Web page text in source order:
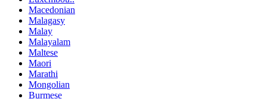
Macedonian
Malagasy
Malay
Malayalam
Maltese
Maori
Marathi
Mongolian
Burmese